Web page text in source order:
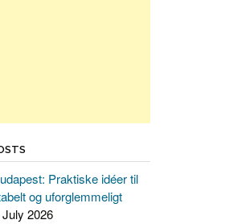
Praktiske idéer til
og uforglemmeligt
2026